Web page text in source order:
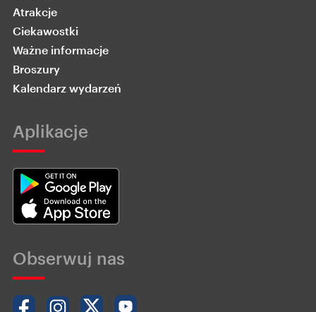
Atrakcje
Ciekawostki
Ważne informacje
Broszury
Kalendarz wydarzeń
Aplikacje
Obserwuj nas